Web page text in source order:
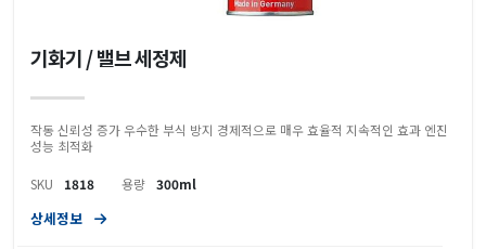
기화기 / 밸브 세정제
작동 신뢰성 증가 우수한 부식 방지 경제적으로 매우 효율적 지속적인 효과 엔진
성능 최적화
SKU 1818 용량 300ml
상세정보